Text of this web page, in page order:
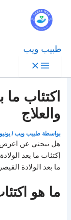
طبيب ويب
اكتئاب ما
والعلاج
بواسطة طبيب ويب/يونيو 4,
هل تبحثي عن اعرض
إكتئاب ما بعد
ما بعد الولادة
ما هو